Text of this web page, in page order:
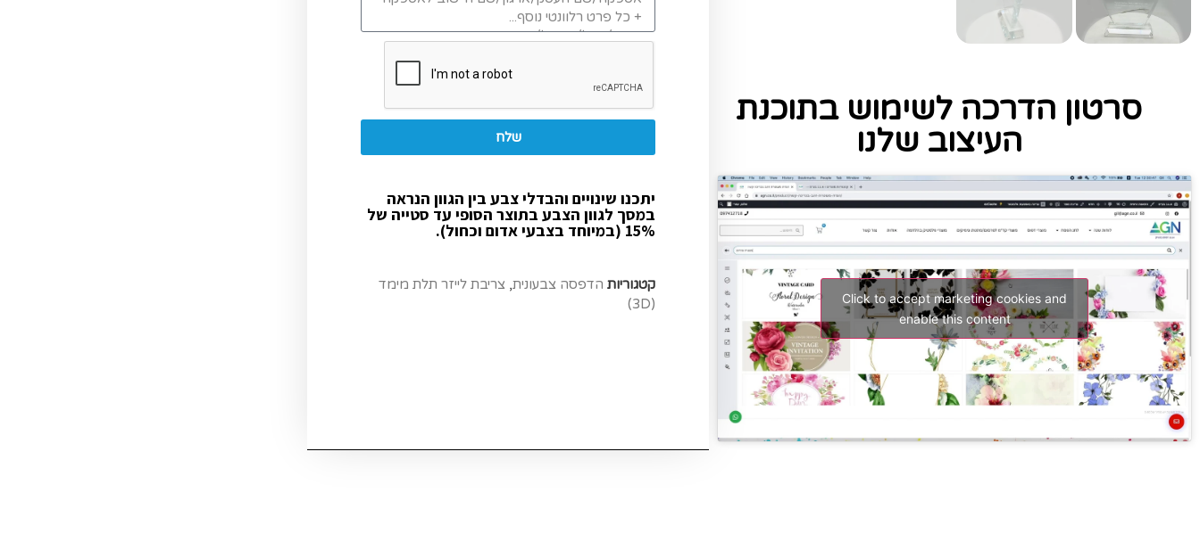
סרטון הדרכה לשימוש בתוכנת
העיצוב שלנו
Click to accept marketing cookies and
enable this content
שלח
יתכנו שינויים והבדלי צבע בין הגוון הנראה
במסך לגוון הצבע בתוצר הסופי עד סטייה של
15% (במיוחד בצבעי אדום וכחול).
קטגוריות הדפסה צבעונית, צריבת לייזר תלת מימד
(3D)